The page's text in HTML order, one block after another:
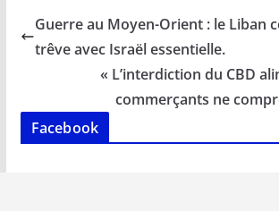
b
o
k
l s
A
p
p
e
dI
n
y
n
k
Guerre au Moyen-Orient : le Liban
trêve avec Israël essentielle.
« L’interdiction du CBD
commerçants ne
Facebook